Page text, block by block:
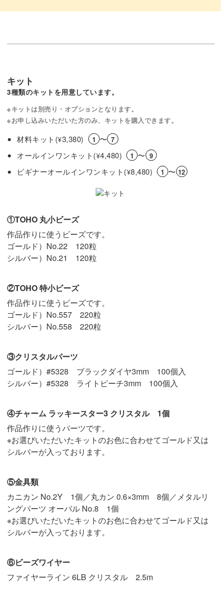
キット
3種類のキットを用意しています。
※キットは別売り・オプションとなります。
※お申し込みいただいた方のみ、キットを購入できます。
材料キット(¥3,380) 1 〜 7
オールインワンキット(¥4,480) 1 〜 9
ビギナーオールインワンキット(¥8,480) 1 〜 12
①TOHO 丸小ビーズ
作品作りに使うビーズです。
ゴールド）No.22 120粒
シルバー）No.21 120粒
②TOHO 特小ビーズ
作品作りに使うビーズです。
ゴールド）No.557 220粒
シルバー）No.558 220粒
③クリスタルパーツ
ゴールド）#5328 ブラックダイヤ3mm 100個入
シルバー）#5328 ライトピーチ3mm 100個入
④チャーム ラッキースター3 クリスタル 1個
作品作りに使うパーツです。
※お選びいただいたキットのお色に合わせてゴールド又は
シルバーが入っております。
⑤金具類
カニカン No.2Y 1個／丸カン 0.6×3mm 8個／メタルリ
ングパーツ オーバル No.8 1個
※お選びいただいたキットのお色に合わせてゴールド又は
シルバーが入っております。
⑥ビーズワイヤー
ファイヤーライン 6LB クリスタル 2.5m